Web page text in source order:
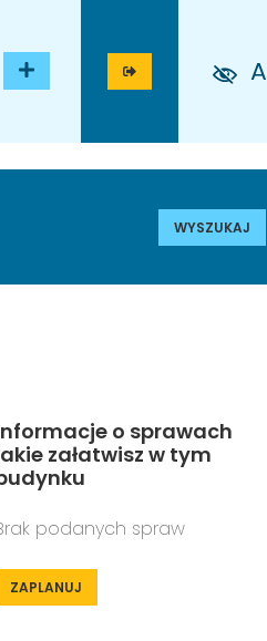
A
WYSZUKAJ
o sprawach
załatwisz w tym
podanych spraw
ZAPLANUJ